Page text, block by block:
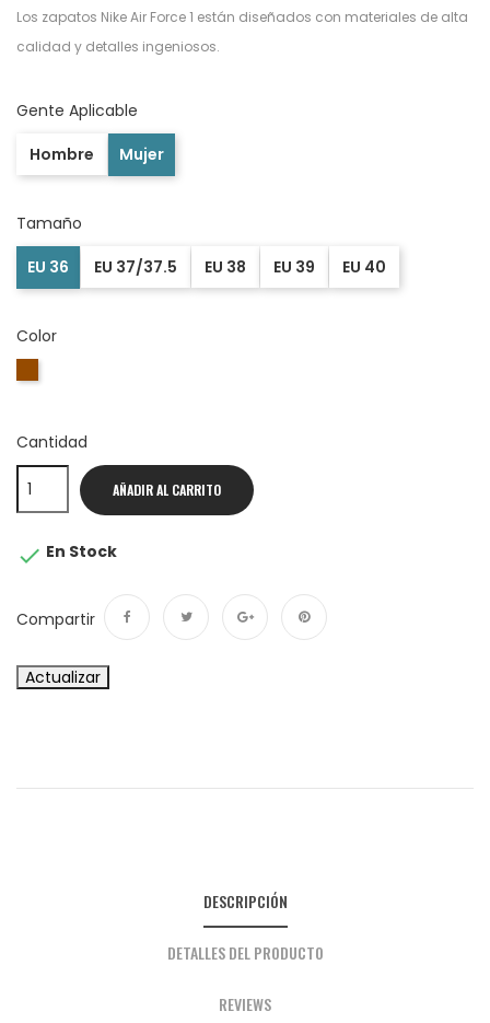
Los zapatos Nike Air Force 1 están diseñados con materiales de alta
calidad y detalles ingeniosos.
Gente Aplicable
Hombre
Mujer
Tamaño
EU 36
EU 37/37.5 EU 38 EU 39 EU 40
Color
Cantidad
AÑADIR AL CARRITO
 En Stock
Compartir
Compartir
DESCRIPCIÓN
DETALLES DEL PRODUCTO
REVIEWS